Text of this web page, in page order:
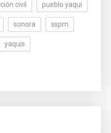
civil pueblo yaqui
sonora sspm
yaquis